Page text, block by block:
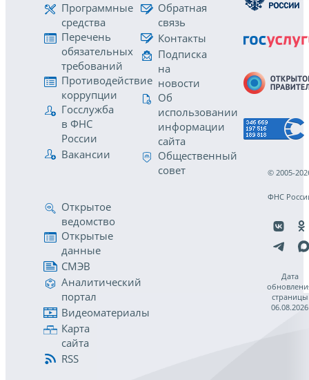
Программные
средства
Перечень
обязательных
требований
Противодействие
коррупции
Госслужба
в ФНС
России
Вакансии
Обратная
связь
Контакты
Подписка
на
новости
Об
использовании
информации
сайта
Общественный
совет
Открытое
ведомство
Открытые
данные
СМЭВ
Аналитический
портал
Видеоматериалы
Карта
сайта
RSS
© 2005-
ФНС
Дата
страницы
06.08.2026